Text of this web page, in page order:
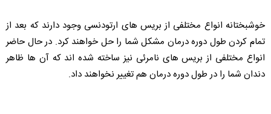
خوشبختانه انواع مختلفی از بریس های ارتودنسی وجود دارند که بعد از
تمام کردن طول دوره درمان مشکل شما را حل خواهند کرد. در حال حاضر
انواع مختلفی از بریس های نامرئی نیز ساخته شده اند که آن ها ظاهر
دندان شما را در طول دوره درمان هم تغییر نخواهند داد.